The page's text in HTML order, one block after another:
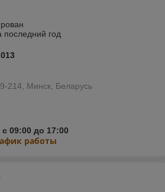
последний год
214, Минск, Беларусь
09:00 до 17:00
работы